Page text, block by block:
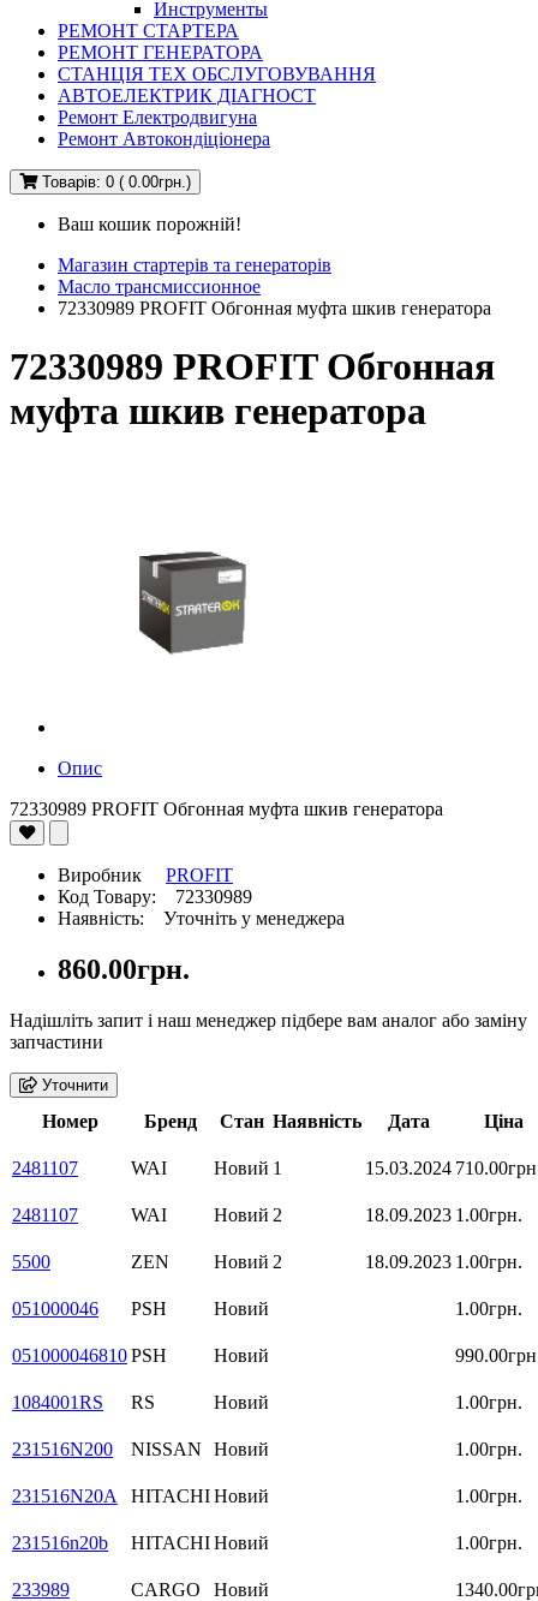
Инструменты
РЕМОНТ СТАРТЕРА
РЕМОНТ ГЕНЕРАТОРА
СТАНЦІЯ ТЕХ ОБСЛУГОВУВАННЯ
АВТОЕЛЕКТРИК ДІАГНОСТ
Ремонт Електродвигуна
Ремонт Автокондіціонера
Товарів: 0 ( 0.00грн.)
Ваш кошик порожній!
Магазин стартерів та генераторів
Масло трансмиссионное
72330989 PROFIT Обгонная муфта шкив генератора
72330989 PROFIT Обгонная
муфта шкив генератора
Опис
72330989 PROFIT Обгонная муфта шкив генератора
Виробник PROFIT
Код Товару: 72330989
Наявність: Уточніть у менеджера
860.00грн.
Надішліть запит і наш менеджер підбере вам аналог або заміну
запчастини
Уточнити
Номер Бренд Стан Наявність Дата Ціна
2481107 WAI Новий 1 15.03.2024
2481107 WAI Новий 2 18.09.2023 1.00грн.
5500 ZEN Новий 2 18.09.2023 1.00грн.
051000046 PSH Новий 1.00грн.
051000046810PSH Новий
1084001RS RS Новий 1.00грн.
231516N200 NISSAN Новий 1.00грн.
231516N20A HITACHIНовий 1.00грн.
231516n20b HITACHIНовий 1.00грн.
233989 CARGO Новий